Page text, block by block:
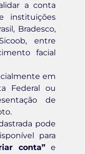
a conta
instituições
Bradesco,
entre
facial
em
Federal ou
de
pode
para
conta” e